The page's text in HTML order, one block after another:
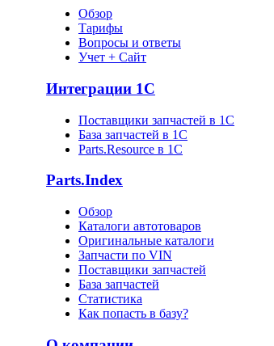
Обзор
Тарифы
Вопросы и ответы
Учет + Сайт
Интеграции 1С
Поставщики запчастей в 1C
База запчастей в 1С
Parts.Resource в 1C
Parts.Index
Обзор
Каталоги автотоваров
Оригинальные каталоги
Запчасти по VIN
Поставщики запчастей
База запчастей
Статистика
Как попасть в базу?